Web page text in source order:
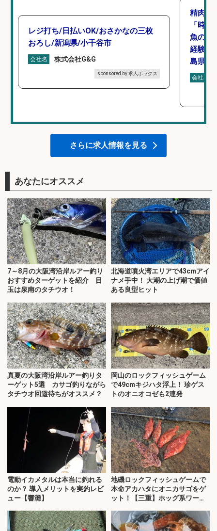
レジ打ち/日払いOK/おさかなの三枚
おろし/新潟県/小千谷市
会社名 株式会社G&G
sponsored by 求人ボックス
精肉・
「時
魚のカ
経験歓
島県/
会社名
さらに求人情報を見る
あなたにオススメ
7～8月の大阪湾沿岸ルアー釣り
おすすめターゲットを紹介 目
玉は泉南のタチウオ！
北海道噴火湾エリアで43cmアイ
ナメ手中！ 大潮の上げ潮で価値
ある良型ヒット
真夏の大阪湾沿岸ルアー釣りタ
ーゲット5選 カサゴ釣りながら
タチウオ回遊待ちがオススメ？
岡山のロックフィッシュゲーム
で49cmキジハタ浮上！ 珍ゲス
トのオニオコゼも2連発
電動イカメタルは本当に釣れる
のか？ 導入メリットを実釣レビ
ュー【響灘】
地磯ロックフィッシュゲームで
本命アカハタにオニカサゴをゲ
ット！【三重】ホッグ系ワーム